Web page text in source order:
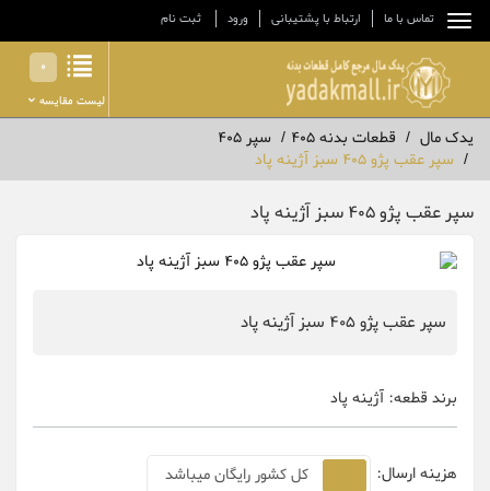
تماس با ما ارتباط با پشتیبانی ورود ثبت نام
0
لیست مقایسه
یدک مال قطعات بدنه 405
سپر 405
سپر عقب پژو 405 سبز آژینه پاد
سپر عقب پژو 405 سبز آژینه پاد
سپر عقب پژو 405 سبز آژینه پاد
برند قطعه: آژینه پاد
هزینه ارسال: کل کشور رایگان میباشد